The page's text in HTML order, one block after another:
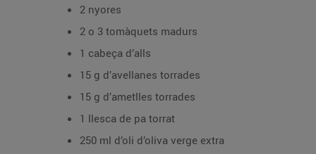
2 nyores
2 o 3 tomàquets madurs
1 cabeça d’alls
15 g d’avellanes torrades
15 g d’ametlles torrades
1 llesca de pa torrat
250 ml d’oli d’oliva verge extra